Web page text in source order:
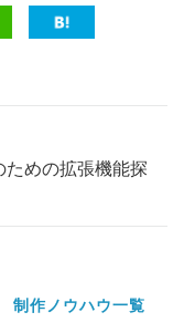
ための拡張機能探
制作ノウハウ一覧